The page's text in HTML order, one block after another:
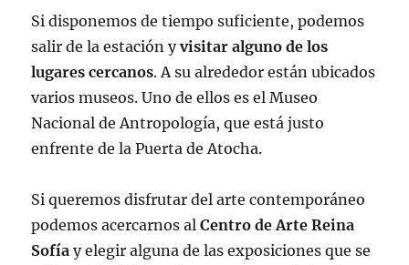
Si disponemos de tiempo suficiente, podemos
salir de la estación yvisitar alguno de los
lugares cercanos. A su alrededor están ubicados
varios museos. Uno de ellos es el Museo
Nacional de Antropología, que está justo
enfrente de la Puerta de Atocha.
Si queremos disfrutar del arte contemporáneo
podemos acercarnos alCentro de Arte Reina
Sofía y elegir alguna de las exposiciones que se